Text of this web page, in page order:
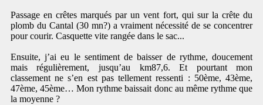
Passage en crêtes marqués par un vent fort, qui sur la crête du
plomb du Cantal (30 mn?) a vraiment nécessité de se concentrer
pour courir. Casquette vite rangée dans le sac...
Ensuite, j’ai eu le sentiment de baisser de rythme, doucement
mais régulièrement, jusqu’au km87,6. Et pourtant mon
classement ne s’en est pas tellement ressenti : 50ème, 43ème,
47ème, 45ème… Mon rythme baissait donc au même rythme que
la moyenne ?